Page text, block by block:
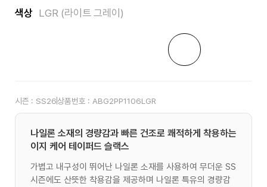
색상 LGR (라이트 그레이)
시즌 : SS26상품번호 : ABG2PP1106LGR
나일론 소재의 경량감과 빠른 건조로 쾌적하게 착용하는
이지 케어 테이퍼드 슬랙스
가볍고 내구성이 뛰어난 나일론 소재를 사용하여 무더운 SS
시즌에도 산뜻한 착용감을 제공하며 나일론 특유의 경량감